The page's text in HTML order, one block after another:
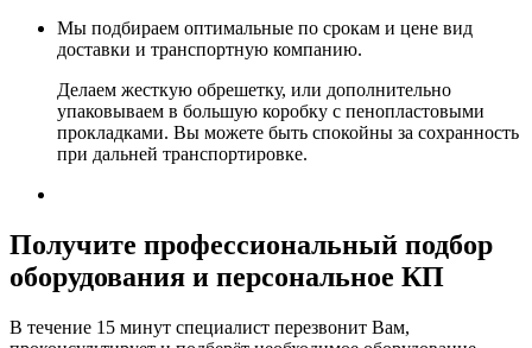
Мы подбираем оптимальные по срокам и цене вид
доставки и транспортную компанию.
Делаем жесткую обрешетку, или дополнительно
упаковываем в большую коробку с пенопластовыми
прокладками. Вы можете быть спокойны за сохранность
при дальней транспортировке.
Получите профессиональный подбор
оборудования и персональное КП
В течение 15 минут специалист перезвонит Вам,